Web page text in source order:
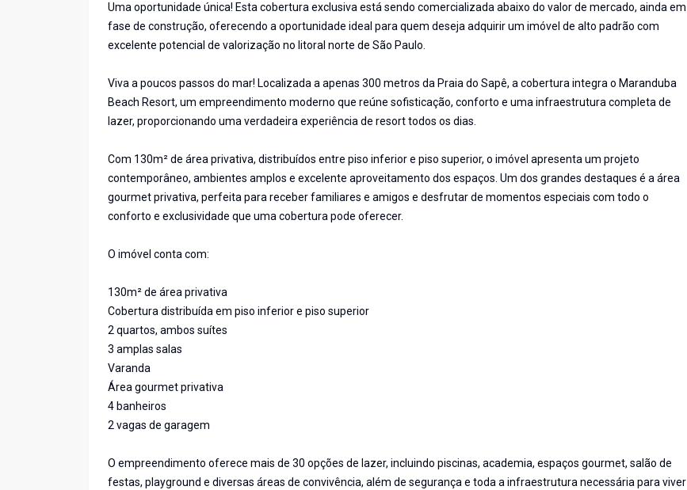
Uma oportunidade única! Esta cobertura exclusiva está sendo comercializada abaixo do valor de mercado, ainda em
fase de construção, oferecendo a oportunidade ideal para quem deseja adquirir um imóvel de alto padrão com
excelente potencial de valorização no litoral norte de São Paulo.
Viva a poucos passos do mar! Localizada a apenas 300 metros da Praia do Sapê, a cobertura integra o Maranduba
Beach Resort, um empreendimento moderno que reúne sofisticação, conforto e uma infraestrutura completa de
lazer, proporcionando uma verdadeira experiência de resort todos os dias.
Com 130m² de área privativa, distribuídos entre piso inferior e piso superior, o imóvel apresenta um projeto
contemporâneo, ambientes amplos e excelente aproveitamento dos espaços. Um dos grandes destaques é a área
gourmet privativa, perfeita para receber familiares e amigos e desfrutar de momentos especiais com todo o
conforto e exclusividade que uma cobertura pode oferecer.
O imóvel conta com:
130m² de área privativa
Cobertura distribuída em piso inferior e piso superior
2 quartos, ambos suítes
3 amplas salas
Varanda
Área gourmet privativa
4 banheiros
2 vagas de garagem
O empreendimento oferece mais de 30 opções de lazer, incluindo piscinas, academia, espaços gourmet, salão de
festas, playground e diversas áreas de convivência, além de segurança e toda a infraestrutura necessária para viver